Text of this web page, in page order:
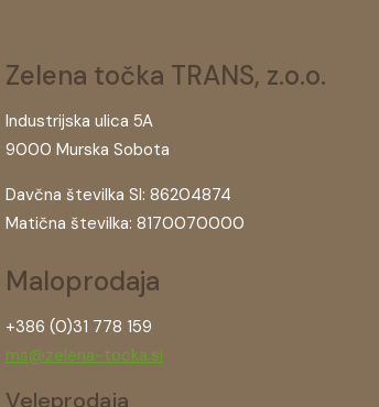
Zelena točka TRANS, z.o.o.
Industrijska ulica 5A
9000 Murska Sobota
Davčna številka SI: 86204874
Matična številka: 8170070000
Maloprodaja
+386 (0)31 778 159
ms@zelena-tocka.si
Veleprodaja